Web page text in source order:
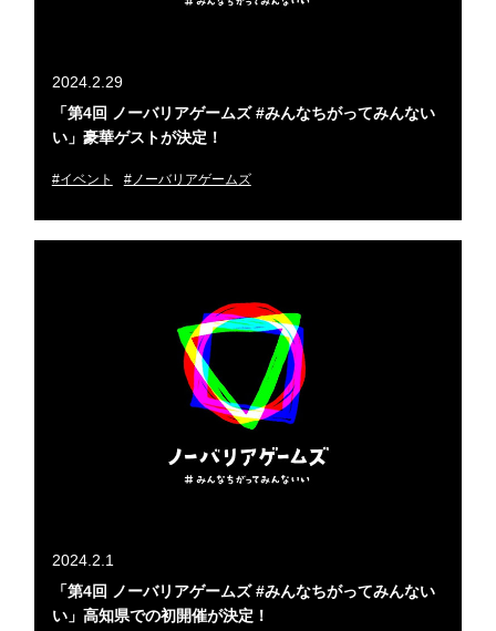
2024.2.29
「第4回 ノーバリアゲームズ #みんなちがってみんない
い」豪華ゲストが決定！
#イベント #ノーバリアゲームズ
2024.2.1
「第4回 ノーバリアゲームズ #みんなちがってみんない
い」高知県での初開催が決定！